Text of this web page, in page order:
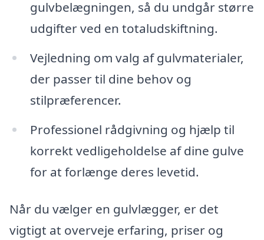
gulvbelægningen, så du undgår større
udgifter ved en totaludskiftning.
Vejledning om valg af gulvmaterialer,
der passer til dine behov og
stilpræferencer.
Professionel rådgivning og hjælp til
korrekt vedligeholdelse af dine gulve
for at forlænge deres levetid.
Når du vælger en gulvlægger, er det
vigtigt at overveje erfaring, priser og